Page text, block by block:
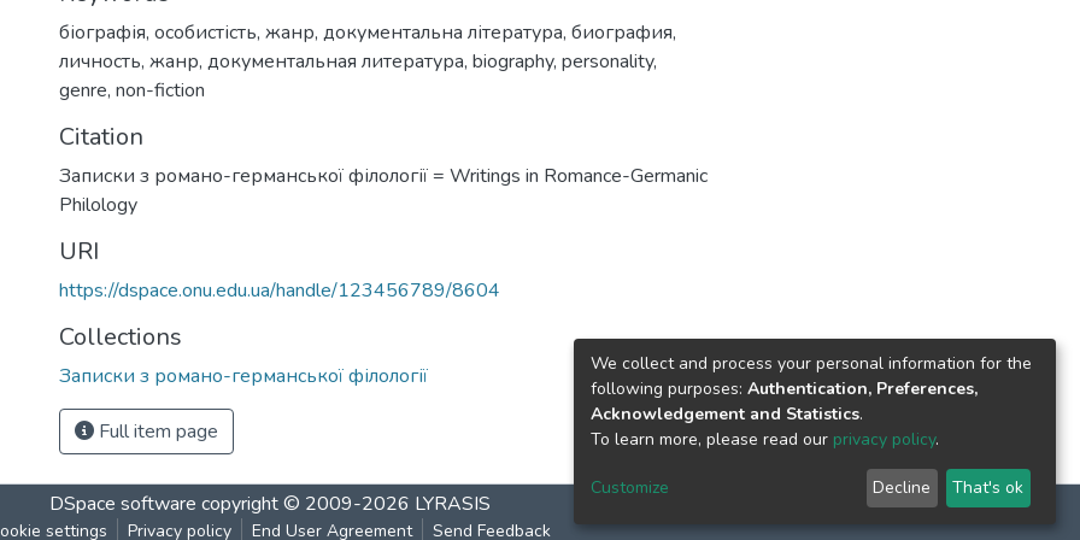
біографія, особистість, жанр, документальна література, биография,
личность, жанр, документальная литература, biography, personality,
genre, non-fiction
Citation
Записки з романо-германської філології = Writings in Romance-Germanic
Philology
URI
https://dspace.onu.edu.ua/handle/123456789/8604
Collections
Записки з романо-германської філології
Full item page
DSpace software copyright © 2009-2026 LYRASIS
settings Privacy policy End User Agreement Send Feedback
We collect and process your personal information for the
following purposes: Authentication, Preferences,
Acknowledgement and Statistics.
To learn more, please read our privacy policy.
Customize Decline That's ok